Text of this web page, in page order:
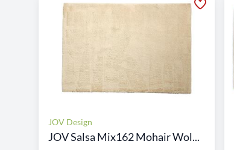
JOV Design
JOV Salsa Mix162 Mohair Wol...